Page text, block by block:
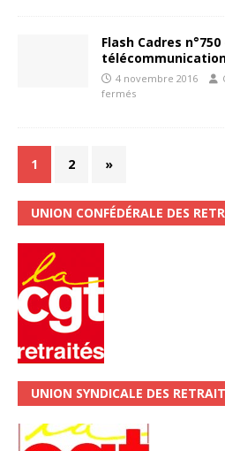
Flash Cadres
4 novembre 2016
fermés
1 2 »
UNION CONFÉDÉRALE DES
UNION SYNDICALE DES